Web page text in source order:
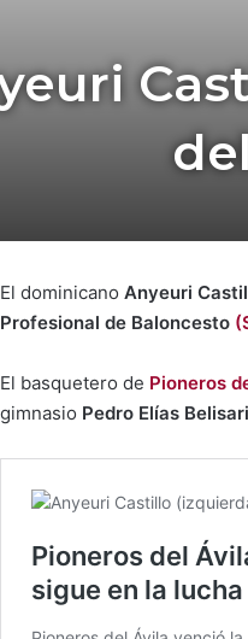
El dominicano Anyeuri
Profesional de Baloncesto
El basquetero de Pioneros
gimnasio Pedro Elías